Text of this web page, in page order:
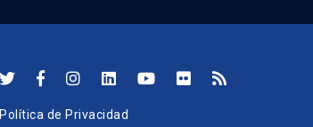
Política de Privacidad